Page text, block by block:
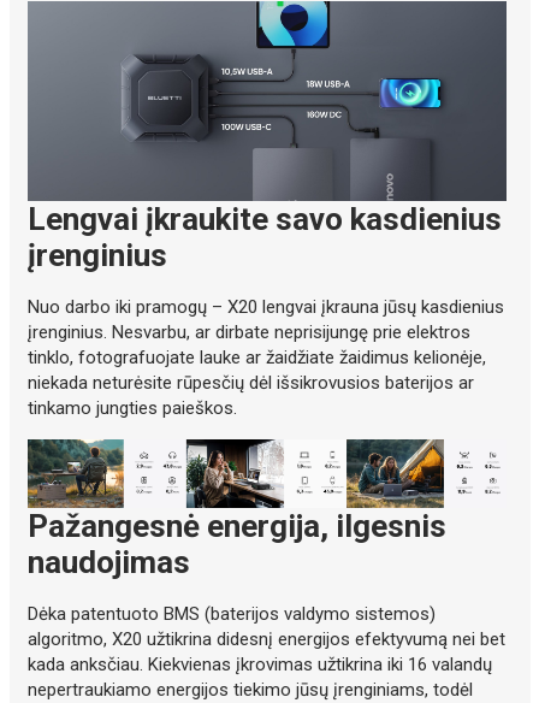
Lengvai įkraukite savo kasdienius
įrenginius
Nuo darbo iki pramogų – X20 lengvai įkrauna jūsų kasdienius
įrenginius. Nesvarbu, ar dirbate neprisijungę prie elektros
tinklo, fotografuojate lauke ar žaidžiate žaidimus kelionėje,
niekada neturėsite rūpesčių dėl išsikrovusios baterijos ar
tinkamo jungties paieškos.
Pažangesnė energija, ilgesnis
naudojimas
Dėka patentuoto BMS (baterijos valdymo sistemos)
algoritmo, X20 užtikrina didesnį energijos efektyvumą nei bet
kada anksčiau. Kiekvienas įkrovimas užtikrina iki 16 valandų
nepertraukiamo energijos tiekimo jūsų įrenginiams, todėl